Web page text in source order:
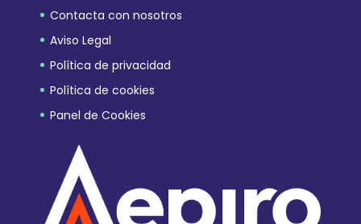
Contacta con nosotros
Aviso Legal
Política de privacidad
Política de cookies
Panel de Cookies